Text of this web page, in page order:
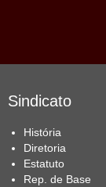
Sindicato
História
Diretoria
Estatuto
Rep. de Base